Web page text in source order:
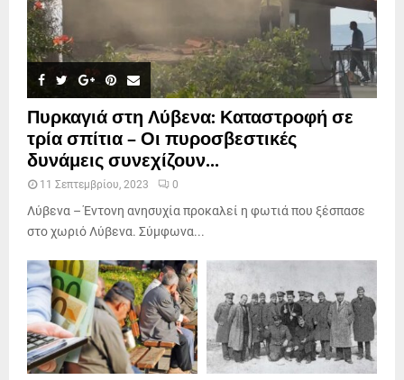
Πυρκαγιά στη Λύβενα: Καταστροφή σε
τρία σπίτια – Οι πυροσβεστικές
δυνάμεις συνεχίζουν...
11 Σεπτεμβρίου, 2023 0
Λύβενα – Έντονη ανησυχία προκαλεί η φωτιά που ξέσπασε
στο χωριό Λύβενα. Σύμφωνα...